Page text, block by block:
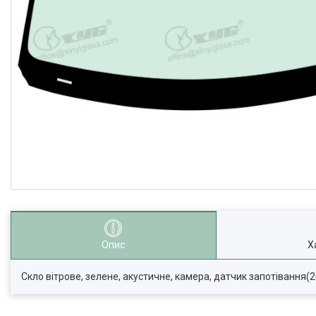
Опис
Скло вітрове, зелене, акустичне, камера, датчик